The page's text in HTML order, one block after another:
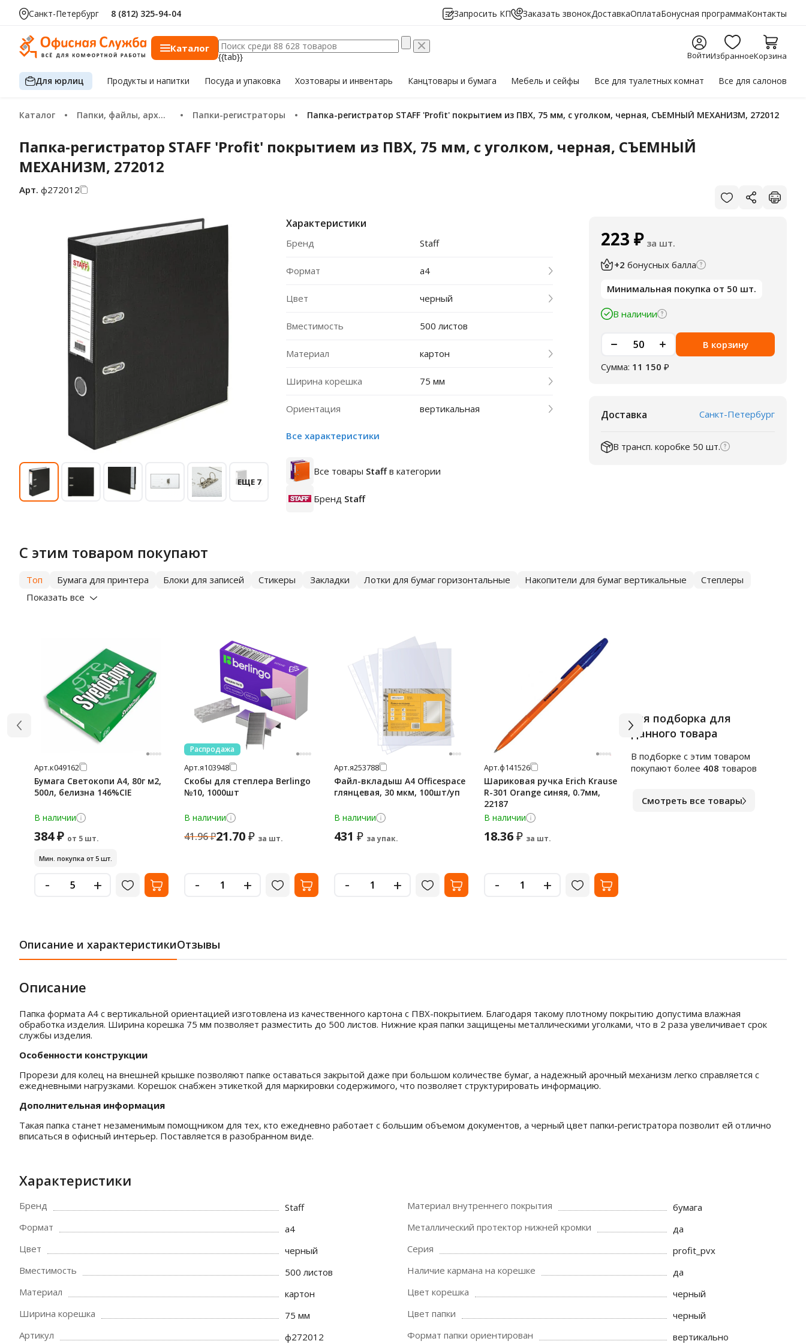
Санкт-Петербург 8 (812) 325-94-04 Запросить КП Заказать звонокДоставкаОплатаБонусная программаКонтакты
Каталог
{{tab}} ВойтиИзбранноеКорзина
Для юрлиц Продуктыи напитки Посуда и упаковка Хозтоварыи инвентарь Канцтовары и бумага Мебельи сейфы Все для туалетных комнат Все для салонов
Каталог Папки, файлы, архивация Папки-регистраторы Папка-регистратор STAFF 'Profit' покрытием из ПВХ, 75 мм, с уголком, черная, СЪЕМНЫЙ МЕХАНИЗМ, 272012
Папка-регистратор STAFF 'Profit' покрытием из ПВХ, 75 мм, с уголком, черная, СЪЕМНЫЙ
МЕХАНИЗМ, 272012
Арт. ф272012
ЕЩЕ 7
Характеристики
Бренд Staff
Формат a4
Цвет черный
Вместимость 500 листов
Материал картон
Ширина корешка 75 мм
Ориентация вертикальная
Все характеристики
Все товары Staffв категории
Бренд Staff
223 ₽ за шт.
+2 бонусных балла
Минимальная покупка от 50 шт.
В наличии
В корзину
Сумма: 11 150 ₽
Доставка Санкт-Петербург
В трансп. коробке 50 шт.
С этим товаром покупают
Топ Бумага для принтера Блоки для записей Стикеры Закладки Лотки для бумаг горизонтальные Накопители для бумаг вертикальные
Степлеры
Показать все
Арт.к049162
Бумага Светокопи А4, 80г м2,
500л, белизна 146%CIE
В наличии
384 ₽ от 5 шт.
Мин. покупка от 5 шт.
- +
Распродажа
Арт.я103948
Скобы для степлера Berlingo
№10, 1000шт
В наличии
41.96₽21.70₽ за шт.
- +
Арт.я253788
Файл-вкладыш А4 Officespace
глянцевая, 30 мкм, 100шт/уп
В наличии
431 ₽ за упак.
- +
Арт.ф141526
Шариковая ручка Erich Krause
R-301 Orange синяя, 0.7мм,
22187
В наличии
18.36₽ за шт.
- +
Арт.ф122341
цвета, 90х90х90мм
Вся подборка для
данного товара
В подборке c этим товаром
покупают более 408 товаров
Смотреть все товары
Описание и характеристикиОтзывы
Описание
Папка формата А4 с вертикальной ориентацией изготовлена из качественного картона с ПВХ-покрытием. Благодаря такому плотному покрытию допустима влажная
обработка изделия. Ширина корешка 75 мм позволяет разместить до 500 листов. Нижние края папки защищены металлическими уголками, что в 2 раза увеличивает срок
службы изделия.
Особенности конструкции
Прорези для колец на внешней крышке позволяют папке оставаться закрытой даже при большом количестве бумаг, а надежный арочный механизм легко справляется с
ежедневными нагрузками. Корешок снабжен этикеткой для маркировки содержимого, что позволяет структурировать информацию.
Дополнительная информация
Такая папка станет незаменимым помощником для тех, кто ежедневно работает с большим объемом документов, а черный цвет папки-регистратора позволит ей отлично
вписаться в офисный интерьер. Поставляется в разобранном виде.
Характеристики
Бренд
Staff
Формат
a4
Цвет
черный
Вместимость
500 листов
Материал
картон
Ширина корешка
75 мм
Артикул
ф272012
Материал внутреннего покрытия
бумага
Металлический протектор нижней кромки
да
Серия
profit_pvx
Наличие кармана на корешке
да
Цвет корешка
черный
Цвет папки
черный
Формат папки ориентирован
вертикально